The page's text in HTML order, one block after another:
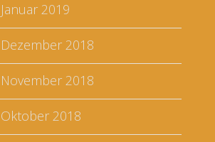
Januar 2019
Dezember 2018
November 2018
Oktober 2018